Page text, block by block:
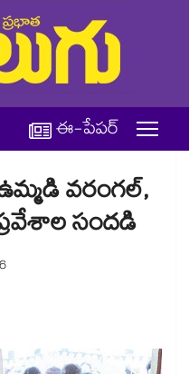
ఈ-పేపర్
వరంగల్,
సందడి